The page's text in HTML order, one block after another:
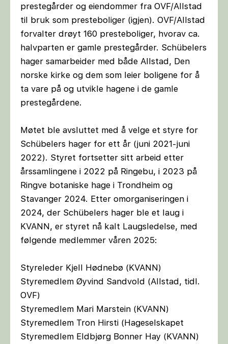
prestegårder og eiendommer fra OVF/Allstad
til bruk som presteboliger (igjen). OVF/Allstad
forvalter drøyt 160 presteboliger, hvorav ca.
halvparten er gamle prestegårder. Schübelers
hager samarbeider med både Allstad, Den
norske kirke og dem som leier boligene for å
ta vare på og utvikle hagene i de gamle
prestegårdene.
Møtet ble avsluttet med å velge et styre for
Schübelers hager for ett år (juni 2021-juni
2022). Styret fortsetter sitt arbeid etter
årssamlingene i 2022 på Ringebu, i 2023 på
Ringve botaniske hage i Trondheim og
Stavanger 2024. Etter omorganiseringen i
2024, der Schübelers hager ble et laug i
KVANN, er styret nå kalt Laugsledelse, med
følgende medlemmer våren 2025:
Styreleder Kjell Hødnebø (KVANN)
Styremedlem Øyvind Sandvold (Allstad, tidl.
OVF)
Styremedlem Mari Marstein (KVANN)
Styremedlem Tron Hirsti (Hageselskapet
Styremedlem Eldbjørg Bonner Hay (KVANN)